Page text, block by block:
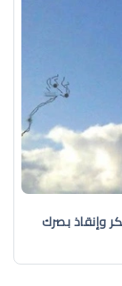
وإنقاذ بصرك